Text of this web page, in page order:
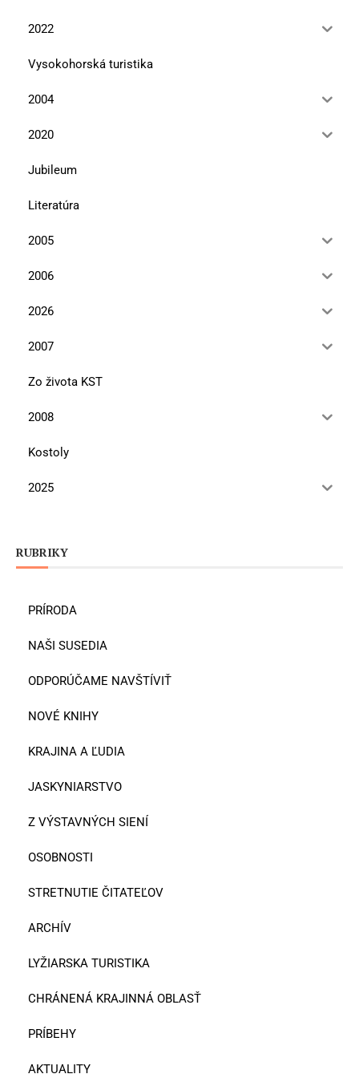
2022
Vysokohorská turistika
2004
2020
Jubileum
Literatúra
2005
2006
2026
2007
Zo života KST
2008
Kostoly
2025
RUBRIKY
PRÍRODA
NAŠI SUSEDIA
ODPORÚČAME NAVŠTÍVIŤ
NOVÉ KNIHY
KRAJINA A ĽUDIA
JASKYNIARSTVO
Z VÝSTAVNÝCH SIENÍ
OSOBNOSTI
STRETNUTIE ČITATEĽOV
ARCHÍV
LYŽIARSKA TURISTIKA
CHRÁNENÁ KRAJINNÁ OBLASŤ
PRÍBEHY
AKTUALITY